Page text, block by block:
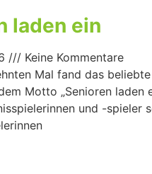
laden ein
Keine Kommentare
Mal fand das beliebte
Motto „Senioren laden
und -spieler